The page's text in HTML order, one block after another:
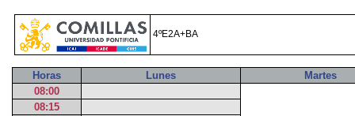
4ºE2A+BA
Horas Lunes
Martes
08:00
08:15